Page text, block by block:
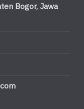
Bogor, Jawa